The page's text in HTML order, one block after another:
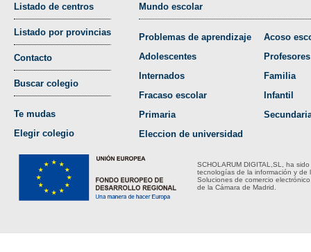
Listado de centros
Listado por provincias
Contacto
Buscar colegio
Te mudas
Elegir colegio
Mundo escolar
Problemas de aprendizaje
Adolescentes
Internados
Fracaso escolar
Primaria
Eleccion de universidad
Acoso
Profesores
Familia
Infantil
SCHOLARUM DIGITAL,SL, ha
tecnologías de la información y de
Soluciones de comercio
de la Cámara de Madrid.